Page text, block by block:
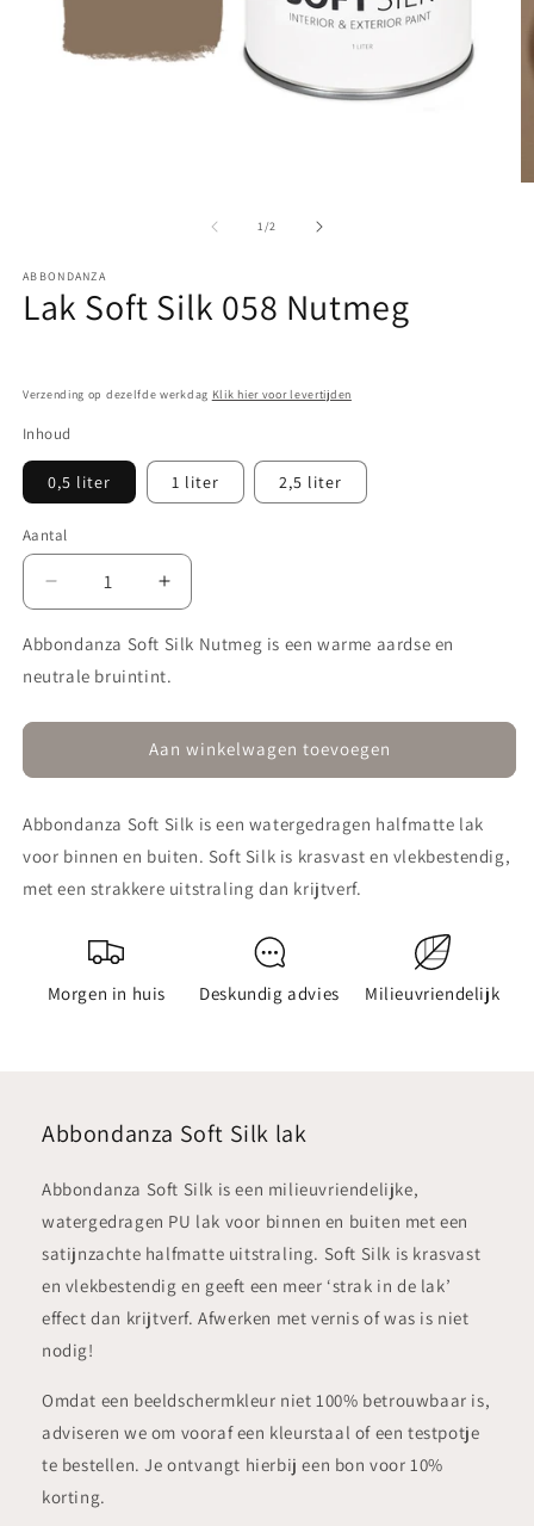
1/van
2
ABBONDANZA
Lak Soft Silk 058 Nutmeg
Verzending op dezelfde werkdag Klik hier voor levertijden
Inhoud
0,5 liter 1 liter 2,5 liter
Aantal
Aantal
verlagen
voor
Lak
Soft
Silk
Aantal
verhogen
voor
Lak
Soft
Silk
058
Abbondanza Soft Silk Nutmeg is een warme aardse en
neutrale bruintint.
Aan winkelwagen toevoegen
Abbondanza Soft Silk is een watergedragen halfmatte lak
voor binnen en buiten. Soft Silk is krasvast en vlekbestendig,
met een strakkere uitstraling dan krijtverf.
Morgen in huis Deskundig advies Milieuvriendelijk
Abbondanza Soft Silk lak
Abbondanza Soft Silk is een milieuvriendelijke,
watergedragen PU lak voor binnen en buiten met een
satijnzachte halfmatte uitstraling. Soft Silk is krasvast
en vlekbestendig en geeft een meer ‘strak in de lak’
effect dan krijtverf. Afwerken met vernis of was is niet
nodig!
Omdat een beeldschermkleur niet 100% betrouwbaar is,
adviseren we om vooraf een kleurstaal of een testpotje
te bestellen. Je ontvangt hierbij een bon voor 10%
korting.